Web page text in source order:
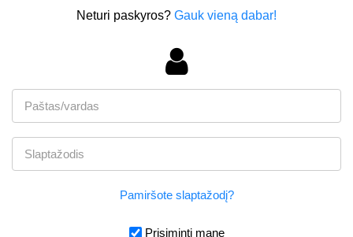
Neturi paskyros? Gauk vieną dabar!
Pamiršote slaptažodį?
Prisiminti mane